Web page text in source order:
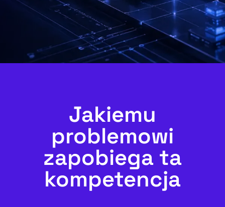
Jakiemu
problemowi
zapobiega ta
kompetencja